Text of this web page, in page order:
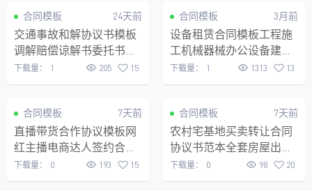
VIP
合同模板 24天前
交通事故和解协议书模板
调解赔偿谅解书委托书起
诉书Word可编辑电子版全
套
下载量： 1 205 15
VIP
合同模板 3月前
设备租赁合同模板工程施
工机械器械办公设备建筑
器械租赁协议书(律师)
下载量： 1 1313 13
VIP
合同模板 7天前
直播带货合作协议模板网
红主播电商达人签约合同
范本Word可编辑
下载量： 0 193 15
VIP
合同模板 7天前
农村宅基地买卖转让合同
协议书范本全套房屋出售
转让协议Word电子版可编
辑
下载量： 0 98 20